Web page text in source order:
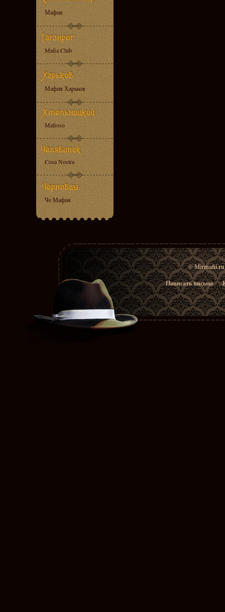
Мафия
Mafia Club
Мафия Харьков
Mafioso
Cosa Nostra
Че Мафия
© Mirmafii.ru
Написать письмо